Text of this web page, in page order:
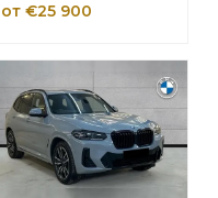
от €25 900